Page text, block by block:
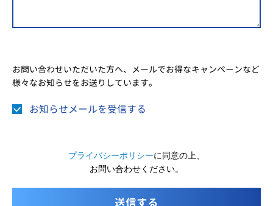
お問い合わせいただいた方へ、メールでお得なキャンペーンなど
様々なお知らせをお送りしています。
お知らせメールを受信する
プライバシーポリシーに同意の上、
お問い合わせください。